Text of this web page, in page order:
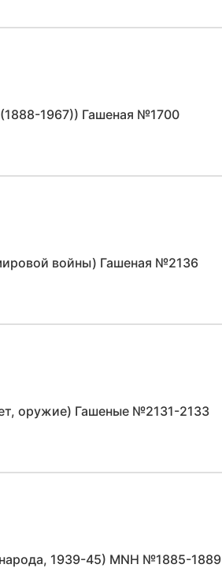
1967)) Гашеная №1700
войны) Гашеная №2136
оружие) Гашеные №2131-2133
1939-45) MNH №1885-1889